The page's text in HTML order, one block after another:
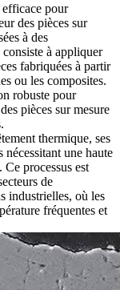
efficace pour
des pièces sur
à des
à appliquer
fabriquées à partir
ou les composites.
robuste pour
pièces sur mesure
thermique, ses
nécessitant une haute
processus est
de
industrielles, où les
fréquentes et